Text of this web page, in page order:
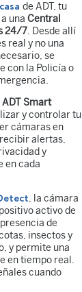
de ADT, tu
una Central
24/7. Desde allí
real y no una
se
con la Policía o
ADT Smart
y controlar tu
cámaras en
alertas,
y
en cada
, la cámara
activo de
de
insectos y
y permite una
en tiempo real.
cuando